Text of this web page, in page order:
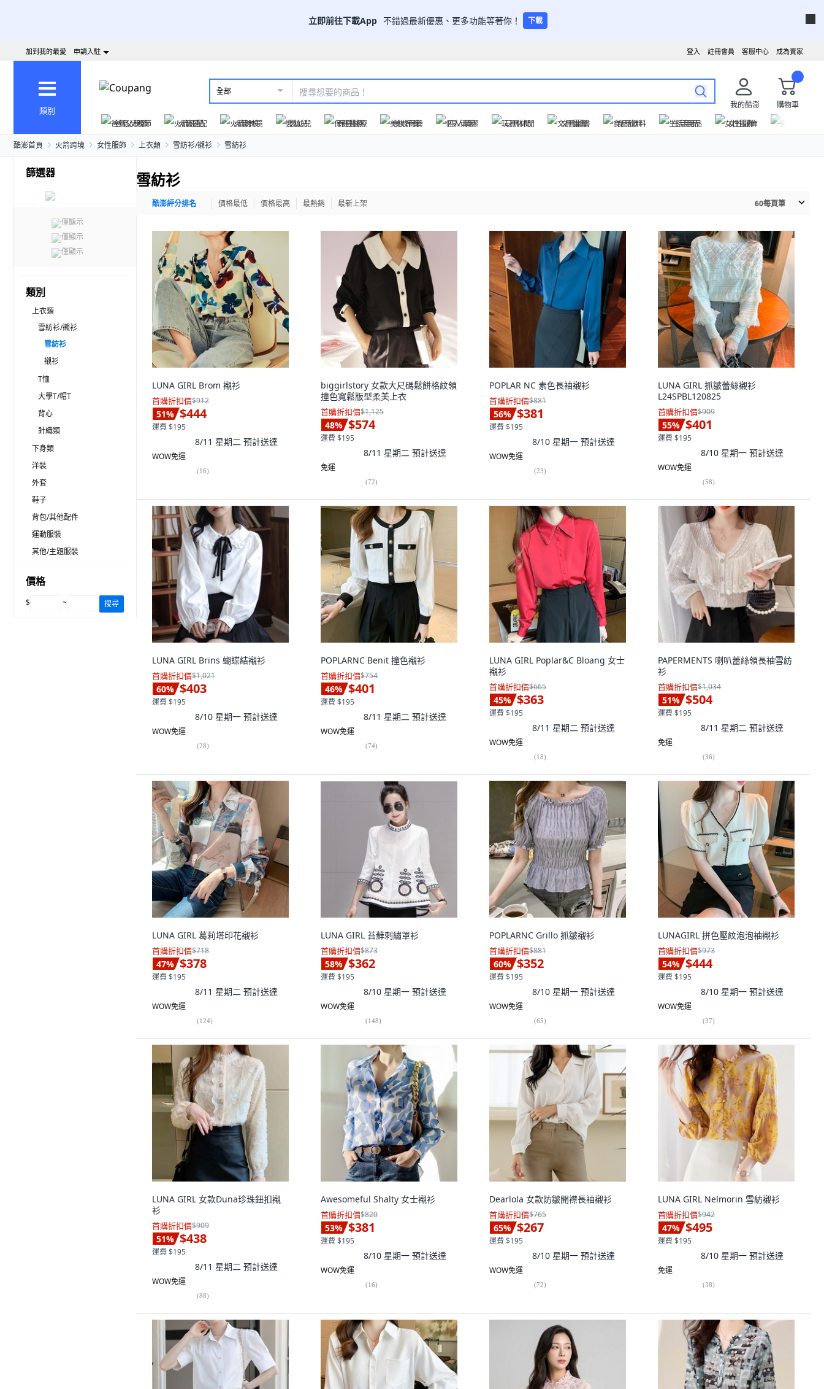
立即前往下載App 不錯過最新優惠、更多功能等著你！ 下載
成為賣家
客服中心
註冊會員
登入
加到我的最愛 申請入駐
類別
全部
我的酷澎
購物車
爸氣父親節
火箭速配 火箭跨境 嬰幼兒 保健醫療 美妝保養 個人清潔 玩具休閒 文具圖書 食品飲料 生活用品 女性服飾
酷澎首頁 火箭跨境 女性服飾 上衣類 雪紡衫/襯衫 雪紡衫
篩選器
僅顯示
僅顯示
僅顯示
類別
上衣類
雪紡衫/襯衫
雪紡衫
襯衫
T恤
大學T/帽T
背心
針織類
下身類
洋裝
外套
鞋子
背包/其他配件
運動服裝
其他/主題服裝
價格
$ ~ 搜尋
雪紡衫
酷澎評分排名 價格最低 價格最高 最熱銷 最新上架 60每頁筆
LUNA GIRL Brom 襯衫
首購折扣價$912
51% $444
運費 $195
8/11 星期二 預計送達
WOW免運
(16)
biggirlstory 女款大尺碼鬆餅格紋領
撞色寬鬆版型柔美上衣
首購折扣價$1,125
48% $574
運費 $195
8/11 星期二 預計送達
免運
(72)
POPLAR NC 素色長袖襯衫
首購折扣價$881
56% $381
運費 $195
8/10 星期一 預計送達
WOW免運
(23)
LUNA GIRL 抓皺蕾絲襯衫
L24SPBL120825
首購折扣價$909
55% $401
運費 $195
8/10 星期一 預計送達
WOW免運
(58)
LUNA GIRL Brins 蝴蝶結襯衫
首購折扣價$1,021
60% $403
運費 $195
8/10 星期一 預計送達
WOW免運
(28)
POPLARNC Benit 撞色襯衫
首購折扣價$754
46% $401
運費 $195
8/11 星期二 預計送達
WOW免運
(74)
LUNA GIRL Poplar&C Bloang 女士
襯衫
首購折扣價$665
45% $363
運費 $195
8/11 星期二 預計送達
WOW免運
(18)
PAPERMENTS 喇叭蕾絲領長袖雪紡
衫
首購折扣價$1,034
51% $504
運費 $195
8/11 星期二 預計送達
免運
(36)
LUNA GIRL 葛莉塔印花襯衫
首購折扣價$718
47% $378
運費 $195
8/11 星期二 預計送達
WOW免運
(124)
LUNA GIRL 苔蘚刺繡罩衫
首購折扣價$873
58% $362
運費 $195
8/10 星期一 預計送達
WOW免運
(148)
POPLARNC Grillo 抓皺襯衫
首購折扣價$881
60% $352
運費 $195
8/10 星期一 預計送達
WOW免運
(65)
LUNAGIRL 拼色壓紋泡泡袖襯衫
首購折扣價$973
54% $444
運費 $195
8/10 星期一 預計送達
WOW免運
(37)
LUNA GIRL 女款Duna珍珠鈕扣襯
衫
首購折扣價$909
51% $438
運費 $195
8/11 星期二 預計送達
WOW免運
(88)
Awesomeful Shalty 女士襯衫
首購折扣價$820
53% $381
運費 $195
8/10 星期一 預計送達
WOW免運
(16)
Dearlola 女款防皺開襟長袖襯衫
首購折扣價$765
65% $267
運費 $195
8/10 星期一 預計送達
WOW免運
(72)
LUNA GIRL Nelmorin 雪紡襯衫
首購折扣價$942
47% $495
運費 $195
8/10 星期一 預計送達
免運
(38)